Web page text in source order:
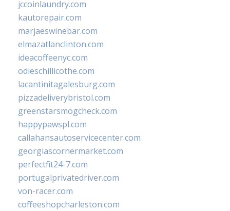
jccoinlaundry.com
kautorepair.com
marjaeswinebar.com
elmazatlanclinton.com
ideacoffeenyc.com
odieschillicothe.com
lacantinitagalesburg.com
pizzadeliverybristol.com
greenstarsmogcheck.com
happypawspl.com
callahansautoservicecenter.com
georgiascornermarket.com
perfectfit24-7.com
portugalprivatedriver.com
von-racer.com
coffeeshopcharleston.com